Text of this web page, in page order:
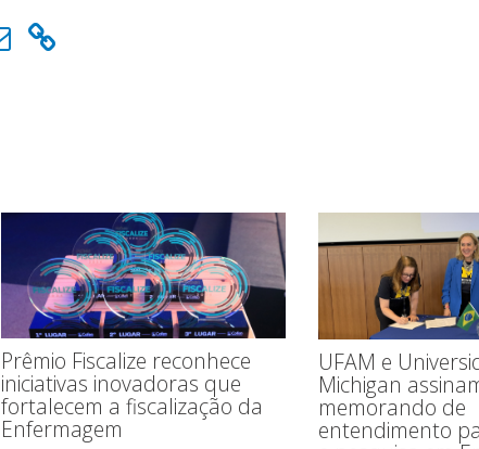
Prêmio Fiscalize reconhece
iniciativas inovadoras que
fortalecem a fiscalização da
Enfermagem
UFAM e
Michigan
memorando de
entendimento